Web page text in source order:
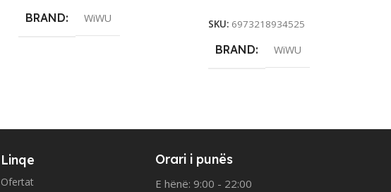
BRAND WiWU SKU: 6973218934525
BRAND WiWU
Linqe
Ofertat
Orari i punës
E hënë: 9:00 - 22:00